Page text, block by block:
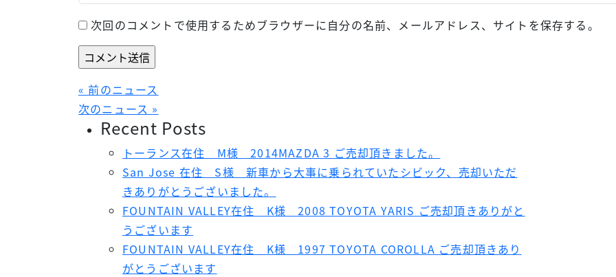
次回のコメントで使用するためブラウザーに自分の名前、メールアドレス、サイトを保存する。
« 前のニュース
次のニュース »
Recent Posts
トーランス在住 M様 2014MAZDA 3 ご売却頂きました。
San Jose 在住 S様 新車から大事に乗られていたシビック、売却いただ
きありがとうございました。
FOUNTAIN VALLEY在住 K様 2008 TOYOTA YARIS ご売却頂きありがと
うございます
FOUNTAIN VALLEY在住 K様 1997 TOYOTA COROLLA ご売却頂きあり
がとうございます